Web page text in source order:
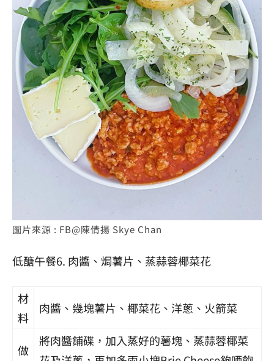
圖片來源 : FB@陳倩揚 Skye Chan
低醣午餐6. 肉醬、焗薯片、蒸蒜蓉椰菜花
材
料
肉醬、幾塊薯片、椰菜花、洋蔥、火箭菜
做
將肉醬鋪碟，加入蒸好的薯塊、蒸蒜蓉椰菜